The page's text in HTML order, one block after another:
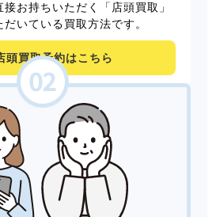
お持ちいただく「店頭買取」
いている買取方法です。
頭買取予約はこちら